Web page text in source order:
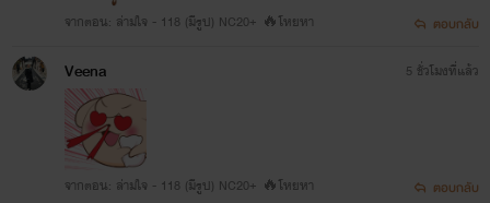
จากตอน: ล่ามใจ - 118 (มีรูป) NC20+ 🔥โหยหา ตอบกลับ
Veena
จากตอน: ล่ามใจ - 118 (มีรูป) NC20+ 🔥โหยหา
5 ชั่วโมงที่แล้ว
ตอบกลับ